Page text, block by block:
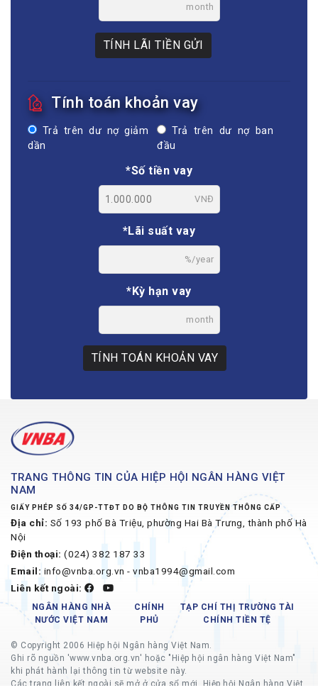
month
TÍNH LÃI TIỀN GỬI
Tính toán khoản vay
Trả trên dư nợ giảm
dần
Trả trên dư nợ ban
đầu
*Số tiền vay
VNĐ
*Lãi suất vay
%/year
*Kỳ hạn vay
month
TÍNH TOÁN KHOẢN VAY
TRANG THÔNG TIN CỦA HIỆP HỘI NGÂN HÀNG VIỆT
NAM
GIẤY PHÉP SỐ 34/GP-TTĐT DO BỘ THÔNG TIN TRUYỀN THÔNG CẤP
Địa chỉ: Số 193 phố Bà Triệu, phường Hai Bà Trưng, thành phố Hà
Nội
Điện thoại: (024) 382 187 33
Email: info@vnba.org.vn - vnba1994@gmail.com
Liên kết ngoài:
NGÂN HÀNG NHÀ
NƯỚC VIỆT NAM
CHÍNH
PHỦ
TẠP CHÍ THỊ TRƯỜNG TÀI
CHÍNH TIỀN TỆ
© Copyright 2006 Hiệp hội Ngân hàng Việt Nam.
Ghi rõ nguồn 'www.vnba.org.vn' hoặc "Hiệp hội ngân hàng Việt Nam"
khi phát hành lại thông tin từ website này.
Các trang liên kết ngoài sẽ mở ở cửa sổ mới, Hiệp hội Ngân hàng Việt